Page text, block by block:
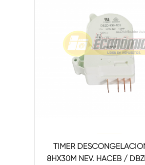
TIMER
8HX30M NEV. HACEB /